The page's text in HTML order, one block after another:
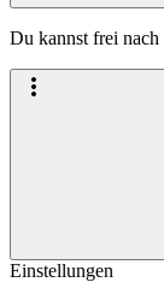
Du kannst frei nach
Einstellungen